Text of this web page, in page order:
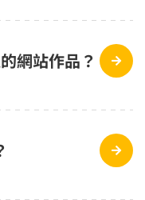
網站作品？